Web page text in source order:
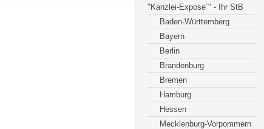
"Kanzlei-Expose´" - Ihr StB
Baden-Württemberg
Bayern
Berlin
Brandenburg
Bremen
Hamburg
Hessen
Mecklenburg-Vorpommern